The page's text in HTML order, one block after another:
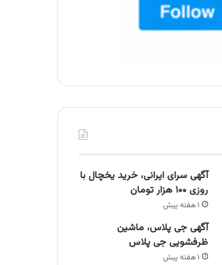
آگهی سرای ایرانی، خرید یخچال با
روزی ۱۰۰ هزار تومان
۱ هفته پیش
آگهی جی پلاس، ماشین
ظرفشویی جی پلاس
۱ هفته پیش